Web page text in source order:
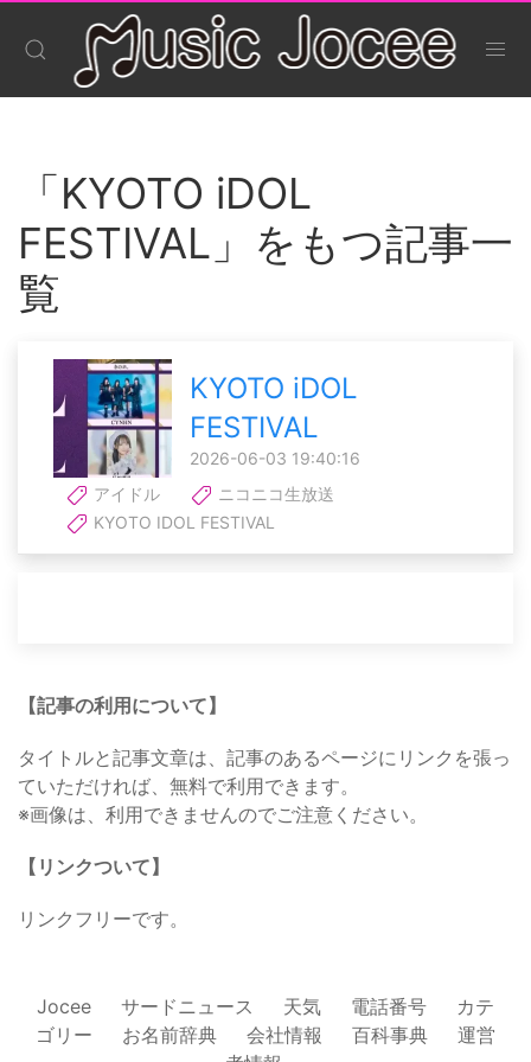
「KYOTO iDOL
FESTIVAL」をもつ記事一
覧
KYOTO iDOL
FESTIVAL
2026-06-03 19:40:16
アイドル
ニコニコ生放送
KYOTO IDOL FESTIVAL
【記事の利用について】
タイトルと記事文章は、記事のあるページにリンクを張っ
ていただければ、無料で利用できます。
※画像は、利用できませんのでご注意ください。
【リンクついて】
リンクフリーです。
Jocee サードニュース 天気 電話番号
カテ
ゴリー
お名前辞典 会社情報 百科事典
運営